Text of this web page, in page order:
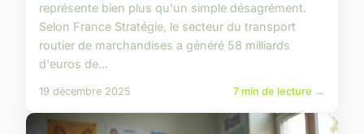
représente bien plus qu'un simple désagrément.
Selon France Stratégie, le secteur du transport
routier de marchandises a généré 58 milliards
d'euros de...
19 décembre 2025 7 min de lecture →